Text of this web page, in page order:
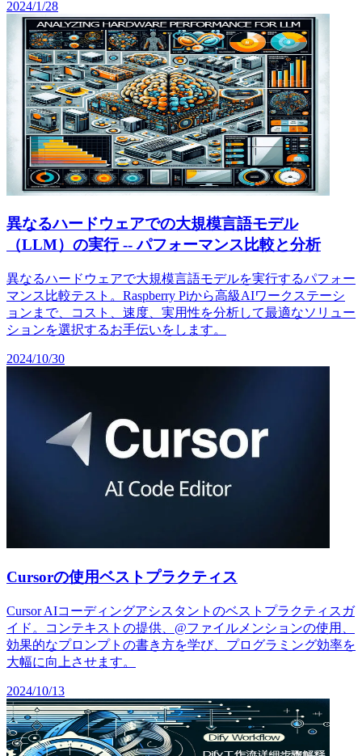
2024/1/28
異なるハードウェアでの大規模言語モデル
（LLM）の実行 -- パフォーマンス比較と分析
異なるハードウェアで大規模言語モデルを実行するパフォー
マンス比較テスト。Raspberry Piから高級AIワークステーシ
ョンまで、コスト、速度、実用性を分析して最適なソリュー
ションを選択するお手伝いをします。
2024/10/30
Cursorの使用ベストプラクティス
Cursor AIコーディングアシスタントのベストプラクティスガ
イド。コンテキストの提供、@ファイルメンションの使用、
効果的なプロンプトの書き方を学び、プログラミング効率を
大幅に向上させます。
2024/10/13